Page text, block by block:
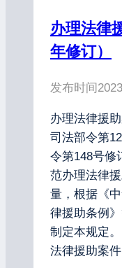
办理法律
年修订）
发布时间
办理法律援
司法部令第
令第148号修
范办理法律
量，根据《
律援助条例
制定本规定
法律援助案